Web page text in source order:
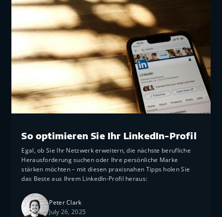
So optimieren Sie Ihr LinkedIn-Profil
Egal, ob Sie Ihr Netzwerk erweitern, die nächste berufliche
Herausforderung suchen oder Ihre persönliche Marke
stärken möchten – mit diesen praxisnahen Tipps holen Sie
das Beste aus Ihrem LinkedIn-Profil heraus:
Peter Clark
July 26, 2025